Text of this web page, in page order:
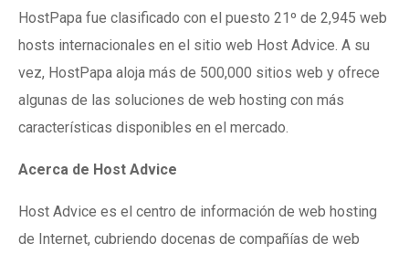
HostPapa fue clasificado con el puesto 21º de 2,945 web
hosts internacionales en el sitio web Host Advice. A su
vez, HostPapa aloja más de 500,000 sitios web y ofrece
algunas de las soluciones de web hosting con más
características disponibles en el mercado.
Acerca de Host Advice
Host Advice es el centro de información de web hosting
de Internet, cubriendo docenas de compañías de web